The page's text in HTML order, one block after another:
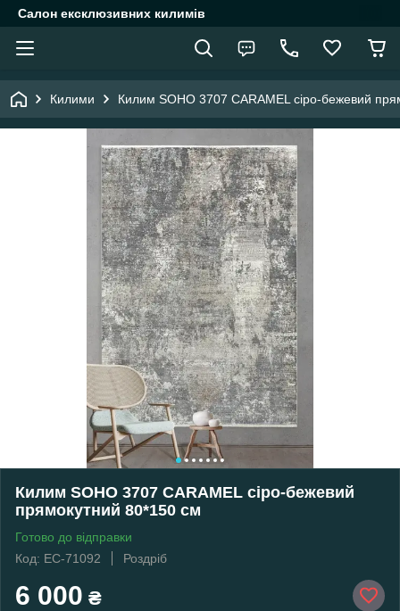
Салон ексклюзивних килимів
Килими Килим SOHO 3707 CARAMEL сіро-бежевий
Килим SOHO 3707 CARAMEL сіро-бежевий
прямокутний 80*150 см
Готово до відправки
Код: EC-71092
Роздріб
6 000 ₴